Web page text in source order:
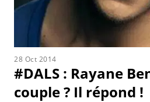
28 Oct 2014
#DALS : Rayane
couple ? Il répond !